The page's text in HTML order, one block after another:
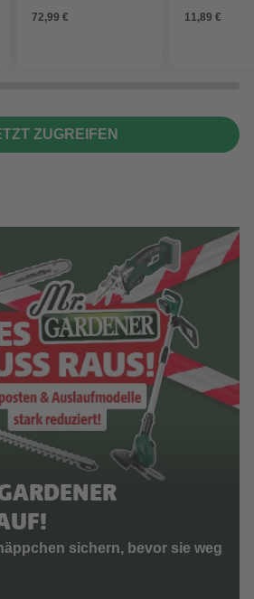
72,99 €
4 Stück
11,89 €
ZUGREIFEN
sichern, bevor sie weg